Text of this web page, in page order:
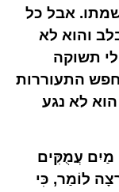
אבל כל
והוא לא
תשוקה
התעוררות
לא נגע
מַיִם עֲמֻקִּים
לוֹמַר, כִּי